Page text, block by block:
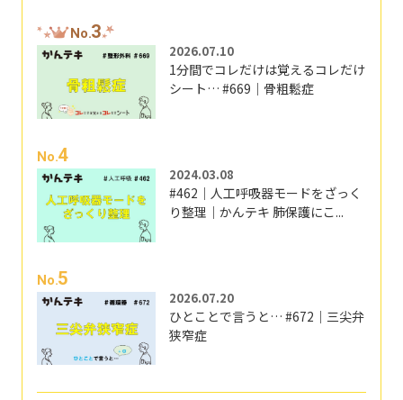
No.3
2026.07.10
1分間でコレだけは覚えるコレだけ
シート… #669｜骨粗鬆症
No.4
2024.03.08
#462｜人工呼吸器モードをざっく
り整理｜かんテキ 肺保護にこ...
No.5
2026.07.20
ひとことで言うと… #672｜三尖弁
狭窄症